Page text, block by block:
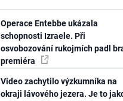
Operace Entebbe ukázala
schopnosti Izraele. Při
osvobozování rukojmích padl
premiéra
Video zachytilo výzkumníka na
okraji lávového jezera. Je to